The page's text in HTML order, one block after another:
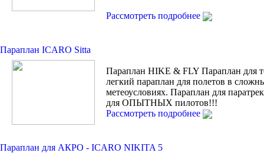
Рассмотреть подробнее
Параплан ICARO Sitta
Параплан HIKE & FLY Параплан для
легкий параплан для полетов в
метеоусловиях. Параплан для
для ОПЫТНЫХ пилотов!!!
Рассмотреть подробнее
Параплан для АКРО - ICARO NIKITA 5